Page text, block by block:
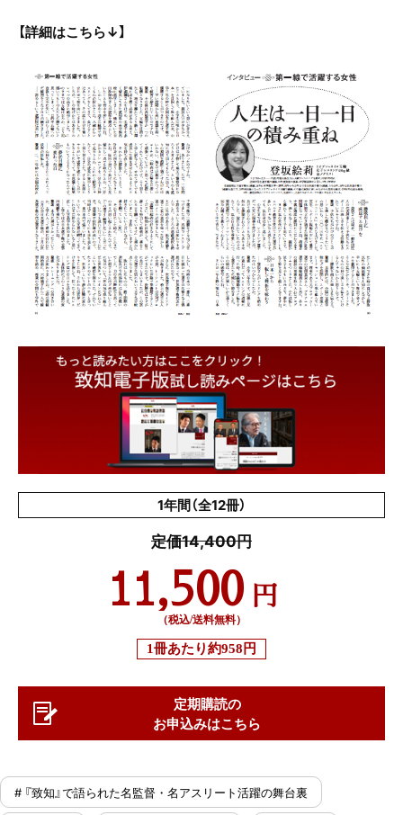
【詳細はこちら↓】
1年間（全12冊）
定価14,400円
11,500 円
（税込/送料無料）
1冊あたり約958円
定期購読の
お申込みはこちら
# 『致知』で語られた名監督・名アスリート活躍の舞台裏